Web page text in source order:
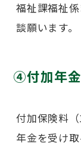
福祉課福祉
談願います。
④付加年金
付加保険料
年金を受け